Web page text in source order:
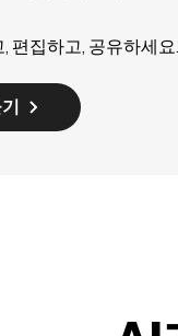
편집하고, 공유하세